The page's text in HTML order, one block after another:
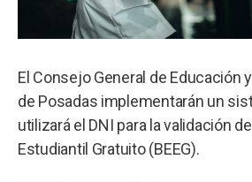
El Consejo General de Educación
de Posadas implementarán un
utilizará el DNI para la validación
Estudiantil Gratuito (BEEG).